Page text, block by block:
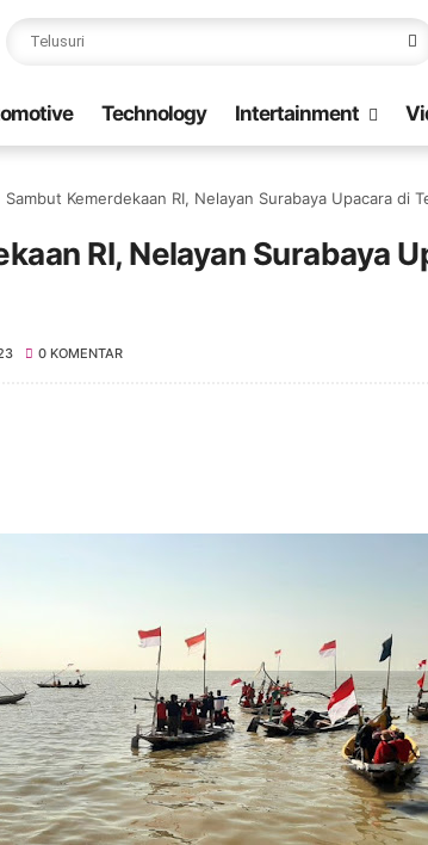
Technology Intertainment
Sambut Kemerdekaan RI, Nelayan Surabaya Upacara di
RI, Nelayan Surabaya
0 KOMENTAR